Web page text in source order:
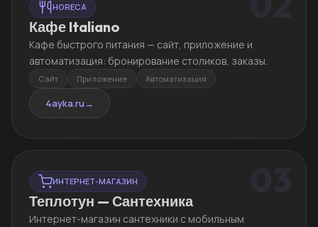
HORECA
Кафе Italiano
Кафе быстрого питания — сайт, приложение и
автоматизация: бронирование столиков, заказы.
Сайт Приложение Автоматизация
4ayka.ru→
ИНТЕРНЕТ-МАГАЗИН
Теплотун — Сантехника
Интернет-магазин сантехники с мобильным